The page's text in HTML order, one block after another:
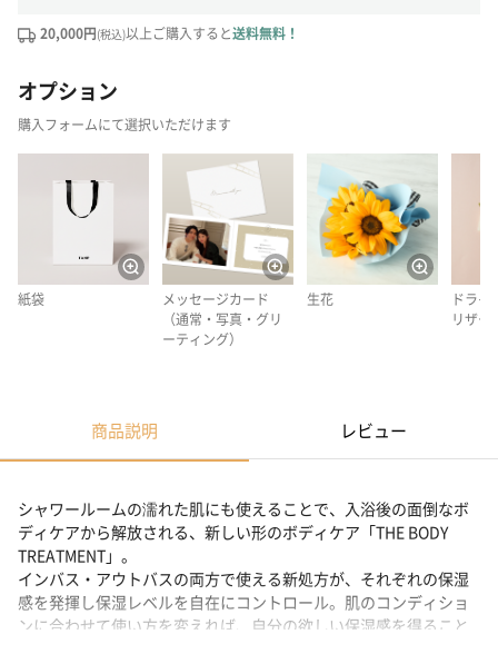
20,000円(税込)以上ご購入すると送料無料！
オプション
購入フォームにて選択いただけます
紙袋
メッセージカード
（通常・写真・グリ
ーティング）
生花
ドライ
リザー
商品説明 レビュー
シャワールームの濡れた肌にも使えることで、入浴後の面倒なボ
ディケアから解放される、新しい形のボディケア「THE BODY
TREATMENT」。
インバス・アウトバスの両方で使える新処方が、それぞれの保湿
感を発揮し保湿レベルを自在にコントロール。肌のコンディショ
ンに合わせて使い方を変えれば、自分の欲しい保湿感を得ること